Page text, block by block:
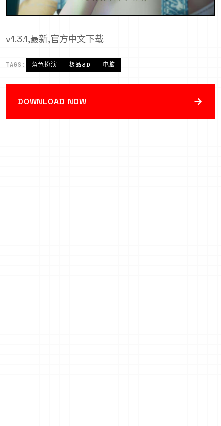
v1.3.1,最新,官方中文下载
TAGS: 角色扮演 极品3D 电脑
DOWNLOAD NOW →